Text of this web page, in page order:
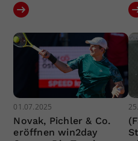
01.07.2025
Novak, Pichler & Co.
eröffnen win2day